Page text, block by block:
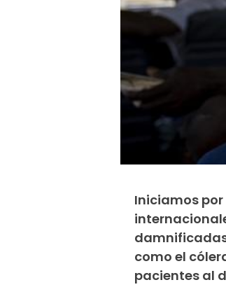
Iniciamos
como el
pacientes al